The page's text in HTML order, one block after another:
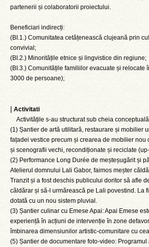
partenerii și colaboratorii proiectului.
Beneficiari indirecți:
(BI.1.) Comunitatea cetățenească clujeană prin
convivial;
(BI.2.) Minoritățile etnice și lingvistice din regiune;
(BI.3.) Comunitățile familiilor evacuate și relocate
3000 de persoane);
| Activitati
Activitățile s-au structurat sub cheia
(1) Șantier de artă utilitară, restaurare și mobilier
fațadei vestice precum și crearea de mobilier nou
și scenografii vechi, recondiționate și reciclate
(2) Performance Long Durée de meșteșugărit și
Atelierul domnului Lali Gabor, faimos meșter
Tranzit și a fost deschis publicului doritor să afle
căldărar și să-l urmărească pe Lali povestind. La
dotată cu un nou sistem pluvial.
(3) Șantier culinar cu Emese Apai: Apai Emese
experiență în acțiuni de intervenție în zone
îmbinarea dimensiunilor artistic-comunitare cu
(5) Șantier de documentare foto-video: Programul